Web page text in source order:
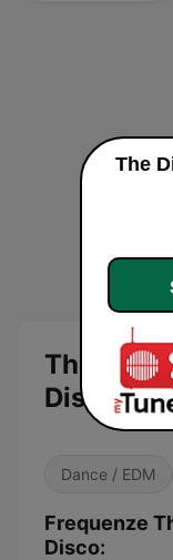
The
Disco
Dance / EDM
Frequenze
Disco: